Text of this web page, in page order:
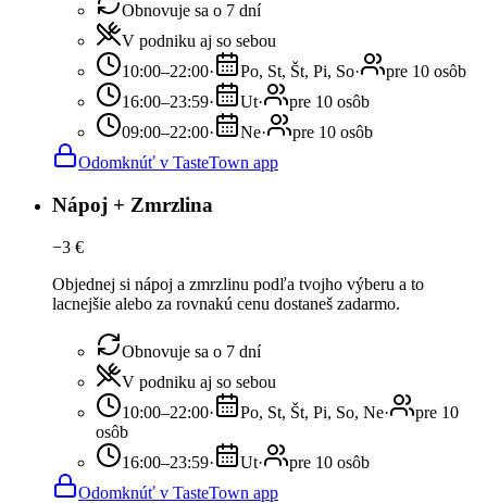
Obnovuje sa o 7 dní
V podniku aj so sebou
10:00–22:00· Po, St, Št, Pi, So·
pre 10 osôb
16:00–23:59· Ut·
pre 10 osôb
09:00–22:00· Ne·
pre 10 osôb
Odomknúť v TasteTown app
Nápoj + Zmrzlina
−3 €
Objednej si nápoj a zmrzlinu podľa tvojho výberu a to
lacnejšie alebo za rovnakú cenu dostaneš zadarmo.
Obnovuje sa o 7 dní
V podniku aj so sebou
10:00–22:00· Po, St, Št, Pi, So, Ne·
pre 10
osôb
16:00–23:59· Ut·
pre 10 osôb
Odomknúť v TasteTown app